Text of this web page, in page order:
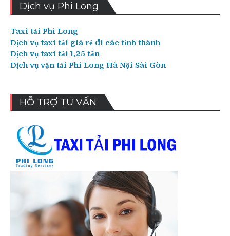
Dịch vụ Phi Long
Taxi tải Phi Long
Dịch vụ taxi tải giá rẻ đi các tỉnh thành
Dịch vụ taxi tải 1,25 tấn
Dịch vụ vận tải Phi Long Hà Nội Sài Gòn
HỖ TRỢ TƯ VẤN